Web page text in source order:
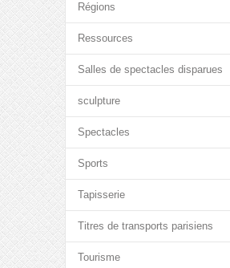
Régions
Ressources
Salles de spectacles disparues
sculpture
Spectacles
Sports
Tapisserie
Titres de transports parisiens
Tourisme